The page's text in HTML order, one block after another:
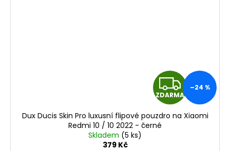
Z
D
ZDARMA
–24 %
Dux Ducis Skin Pro luxusní flipové pouzdro na Xiaomi
Redmi 10 / 10 2022 - černé
Skladem (5 ks)
379 Kč